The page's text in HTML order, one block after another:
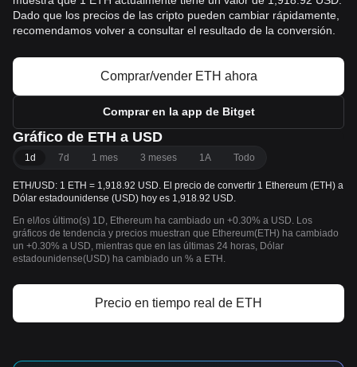
Dado que los precios de las cripto pueden cambiar rápidamente,
recomendamos volver a consultar el resultado de la conversión.
Comprar/vender ETH ahora
Comprar en la app de Bitget
Gráfico de ETH a USD
1d 7d 1 mes 3 meses 1A Todo
ETH/USD: 1 ETH = 1,918.92 USD. El precio de convertir 1 Ethereum (ETH) a
Dólar estadounidense (USD) hoy es 1,918.92 USD.
En el/los último(s) 1D, Ethereum ha cambiado un +0.30% a USD. Los
gráficos de tendencia y precios muestran que Ethereum(ETH) ha cambiado
un +0.30% a USD, mientras que en las últimas 24 horas, Dólar
estadounidense(USD) ha cambiado un % a ETH.
Precio en tiempo real de ETH